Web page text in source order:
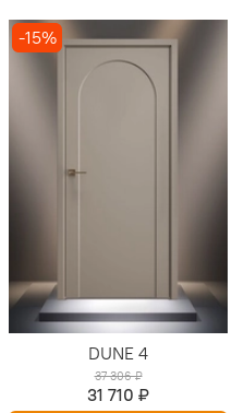
-15%
DUNE 4
37 306 ₽
31 710 ₽